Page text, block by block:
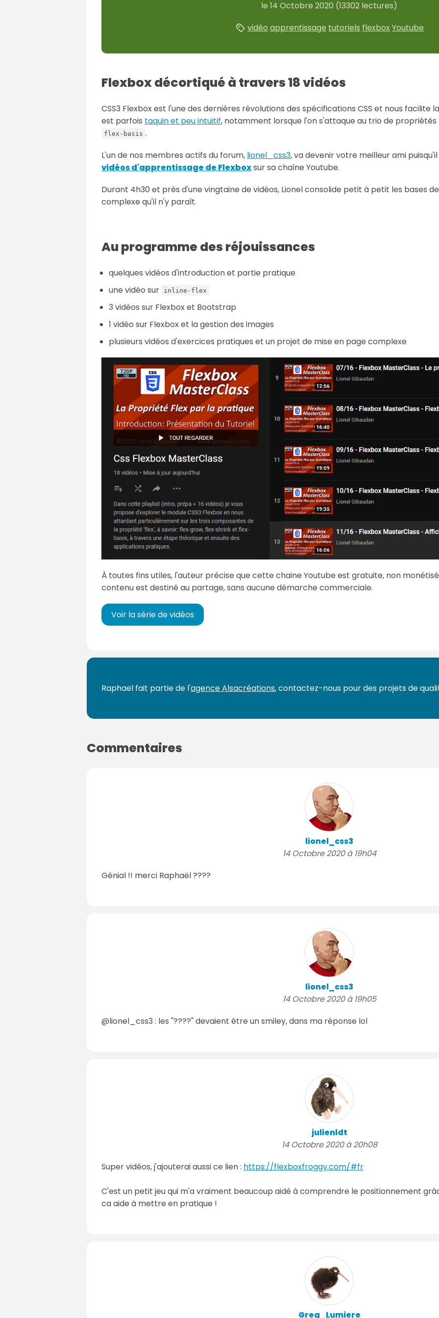
le 14 Octobre 2020 (13302 lectures)
vidéo apprentissage tutoriels flexboxYoutube
Flexbox décortiqué à travers 18 vidéos
CSS3 Flexbox est l'une des dernières révolutions des spécifications CSS et nous facilite
est parfois taquin et peu intuitif, notamment lorsque l'on s'attaque au trio de propriétés
flex-basis .
L'un de nos membres actifs du forum, lionel_css3, va devenir votre meilleur ami
vidéos d'apprentissage de Flexboxsur sa chaîne Youtube.
Durant 4h30 et près d'une vingtaine de vidéos, Lionel consolide petit à petit les bases
complexe qu'il n'y paraît.
Au programme des réjouissances
quelques vidéos d'introduction et partie pratique
une vidéo sur
inline-flex
3 vidéos sur Flexbox et Bootstrap
1 vidéo sur Flexbox et la gestion des images
plusieurs vidéos d'exercices pratiques et un projet de mise en page complexe
À toutes fins utiles, l'auteur précise que cette chaine Youtube est gratuite, non
contenu est destiné au partage, sans aucune démarche commerciale.
Voir la série de vidéos
Raphael fait partie de l'agence Alsacréations, contactez-nous pour des projets de
Commentaires
lionel_css3
14 Octobre 2020 à 19h04
Génial !! merci Raphaël ????
lionel_css3
14 Octobre 2020 à 19h05
@lionel_css3 : les "????" devaient être un smiley, dans ma réponse lol
julienldt
14 Octobre 2020 à 20h08
Super vidéos, j'ajouterai aussi ce lien : https://flexboxfroggy.com/#fr
C'est un petit jeu qui m'a vraiment beaucoup aidé à comprendre le positionnement
ca aide à mettre en pratique !
Greg_Lumiere